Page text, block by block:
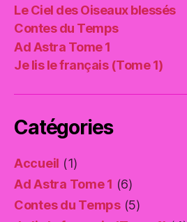
Le Ciel des Oiseaux blessés
Contes du Temps
Ad Astra Tome 1
Je lis le français (Tome 1)
Catégories
Accueil (1)
Ad Astra Tome 1 (6)
Contes du Temps(5)